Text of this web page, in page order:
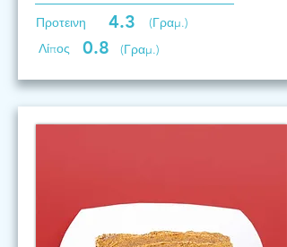
Προτεινη 4.3
(Γραμ.)
Λίπος
0.8 (Γραμ.)